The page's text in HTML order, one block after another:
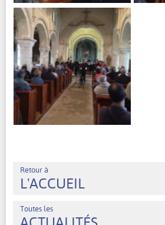
Retour à
L'ACCUEIL
Toutes les